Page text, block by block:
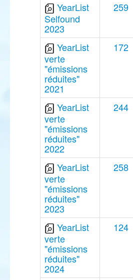
YearList
Selfound
2023
259
YearList
verte
"émissions
réduites"
2021
172
YearList
verte
"émissions
réduites"
2022
244
YearList
verte
"émissions
réduites"
2023
258
YearList
verte
"émissions
réduites"
2024
124